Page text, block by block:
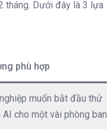
tháng . Dưới đây là 3 lựa
phù hợp
muốn bắt đầu thử
AI cho một vài phòng ban